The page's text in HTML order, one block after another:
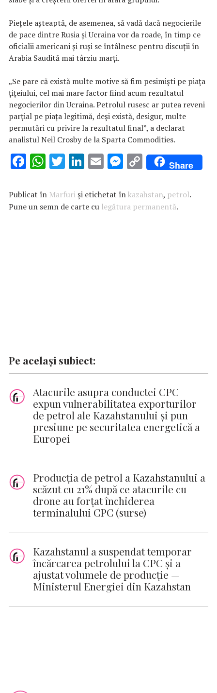
Piețele așteaptă, de asemenea, să vadă dacă negocierile
de pace dintre Rusia și Ucraina vor da roade, în timp ce
oficialii americani și ruși se întâlnesc pentru discuții în
Arabia Saudită mai târziu marți.
„Se pare că există multe motive să fim pesimiști pe piața
țițeiului, cel mai mare factor fiind acum rezultatul
negocierilor din Ucraina. Petrolul rusesc ar putea reveni
parțial pe piața legitimă, deși există, desigur, multe
permutări cu privire la rezultatul final”, a declarat
analistul Neil Crosby de la Sparta Commodities.
F
e
b
W
at
s
T
it
te
Li
k
e
E
ai
l
M
se
n
C
o
p
y
Share
Publicat în Marfuriși etichetat înkazahstan, petrol.
Pune un semn de carte cu legătura permanentă.
Pe același subiect:
Atacurile asupra conductei CPC
expun vulnerabilitatea exporturilor
de petrol ale Kazahstanului și pun
presiune pe securitatea energetică a
Europei
Producţia de petrol a Kazahstanului a
scăzut cu 21% după ce atacurile cu
drone au forţat închiderea
terminalului CPC (surse)
Kazahstanul a suspendat temporar
încărcarea petrolului la CPC și a
ajustat volumele de producție —
Ministerul Energiei din Kazahstan